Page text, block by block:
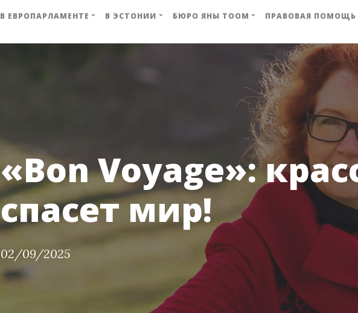
В ЕВРОПАРЛАМЕНТЕ В ЭСТОНИИ БЮРО ЯНЫ ТООМ ПРАВОВАЯ ПОМОЩЬ
«Bon Voyage»:
спасет мир!
02/09/2025